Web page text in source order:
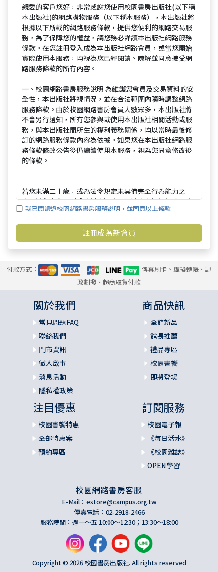
我已閱讀過校園網路書房服務說明，並同意以上條款
付款方式：
傳真刷卡、虛擬轉帳、郵
政劃撥、超商取貨付款
關於我們
常見問題FAQ
聯絡我們
門市資訊
徵人啟事
消息活動
隱私權政策
商品快訊
全館新品
館長推薦
禮品專區
校園書饗
即將登場
注目優惠
校園書饗特惠
全部特惠案
預約專區
訂閱服務
校園電子報
《每日活水》
《校園雜誌》
OPEN學習
校園網路書房客服
E-Mail： estore@campus.org.tw
傳真電話：02-2918-2466
服務時間：週一～五 10:00～12:30；13:30～18:00
Copyright © 2026 校園書房出版社. All rights reserved